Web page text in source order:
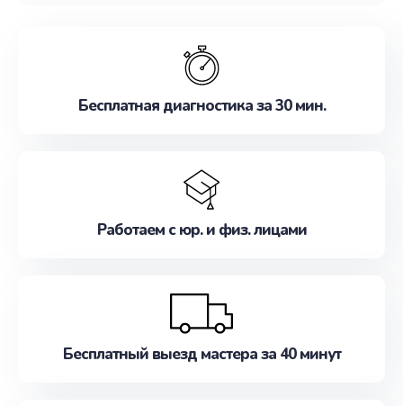
Бесплатная диагностика за 30 мин.
Работаем с юр. и физ. лицами
Бесплатный выезд мастера за 40 минут